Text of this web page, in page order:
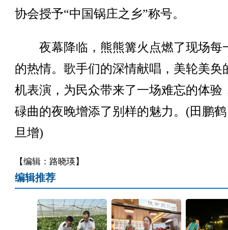
协会授予“中国锅庄之乡”称号。
夜幕降临，熊熊篝火点燃了现场每
的热情。歌手们的深情献唱，美轮美奂
机表演，为民众带来了一场难忘的体验
碌曲的夜晚增添了别样的魅力。(田鹏
旦增)
【编辑：路晓瑛】
编辑推荐